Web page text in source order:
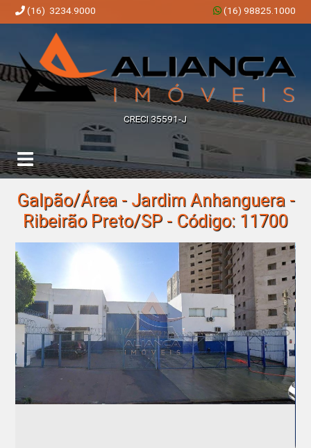
(16) 3234.9000 (16) 98825.1000
CRECI 35591-J
Galpão/Área - Jardim Anhanguera -
Ribeirão Preto/SP - Código: 11700